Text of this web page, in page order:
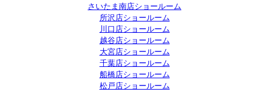
さいたま南店ショールーム
所沢店ショールーム
川口店ショールーム
越谷店ショールーム
大宮店ショールーム
千葉店ショールーム
船橋店ショールーム
松戸店ショールーム